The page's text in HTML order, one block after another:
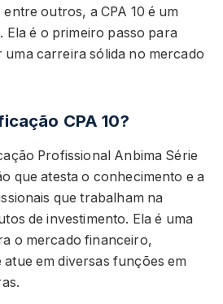
outros, a CPA 10 é um
Ela é o primeiro passo para
carreira sólida no mercado
CPA 10?
Profissional Anbima Série
que atesta o conhecimento e a
que trabalham na
de investimento. Ela é uma
o mercado financeiro,
em diversas funções em